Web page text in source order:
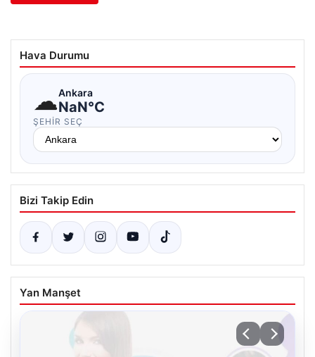
Hava Durumu
☁Ankara
NaN°C
ŞEHIR SEÇ
Bizi Takip Edin
Yan Manşet